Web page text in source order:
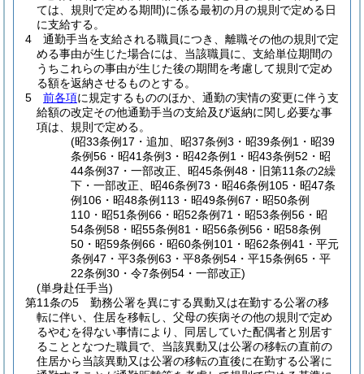
ては、規則で定める期間)に係る最初の月の規則で定める日
に支給する。
4
通勤手当を支給される職員につき、離職その他の規則で定
める事由が生じた場合には、当該職員に、支給単位期間の
うちこれらの事由が生じた後の期間を考慮して規則で定め
る額を返納させるものとする。
5
前各項に規定するもののほか、通勤の実情の変更に伴う支
給額の改定その他通勤手当の支給及び返納に関し必要な事
項は、規則で定める。
(昭33条例17・追加、昭37条例3・昭39条例1・昭39
条例56・昭41条例3・昭42条例1・昭43条例52・昭
44条例37・一部改正、昭45条例48・旧第11条の2繰
下・一部改正、昭46条例73・昭46条例105・昭47条
例106・昭48条例113・昭49条例67・昭50条例
110・昭51条例66・昭52条例71・昭53条例56・昭
54条例58・昭55条例81・昭56条例56・昭58条例
50・昭59条例66・昭60条例101・昭62条例41・平元
条例47・平3条例63・平8条例54・平15条例65・平
22条例30・令7条例54・一部改正)
(単身赴任手当)
第11条の5
勤務公署を異にする異動又は在勤する公署の移
転に伴い、住居を移転し、父母の疾病その他の規則で定め
るやむを得ない事情により、同居していた配偶者と別居す
ることとなつた職員で、当該異動又は公署の移転の直前の
住居から当該異動又は公署の移転の直後に在勤する公署に